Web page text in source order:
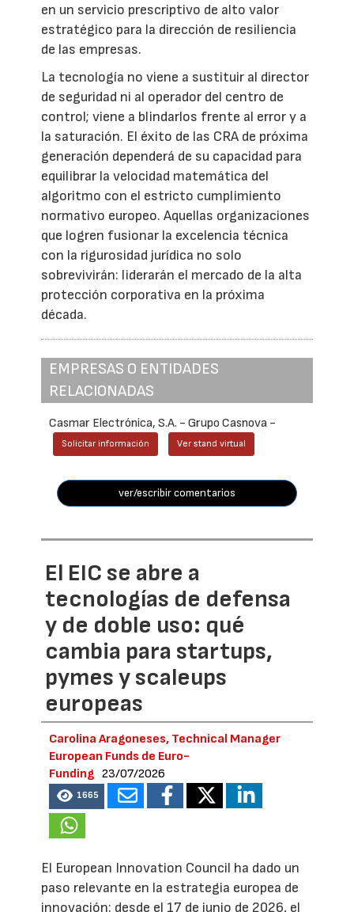
en un servicio prescriptivo de alto valor
estratégico para la dirección de resiliencia
de las empresas.
La tecnología no viene a sustituir al director
de seguridad ni al operador del centro de
control; viene a blindarlos frente al error y a
la saturación. El éxito de las CRA de próxima
generación dependerá de su capacidad para
equilibrar la velocidad matemática del
algoritmo con el estricto cumplimiento
normativo europeo. Aquellas organizaciones
que logren fusionar la excelencia técnica
con la rigurosidad jurídica no solo
sobrevivirán: liderarán el mercado de la alta
protección corporativa en la próxima
década.
EMPRESAS O ENTIDADES
RELACIONADAS
Casmar Electrónica, S.A. - Grupo Casnova -
Solicitar información Ver stand virtual
ver/escribir comentarios
El EIC se abre a
tecnologías de defensa
y de doble uso: qué
cambia para startups,
pymes y scaleups
europeas
Carolina Aragoneses, Technical Manager
European Funds de Euro-
Funding 23/07/2026
1665
El European Innovation Council ha dado un
paso relevante en la estrategia europea de
innovación: desde el 17 de junio de 2026, el